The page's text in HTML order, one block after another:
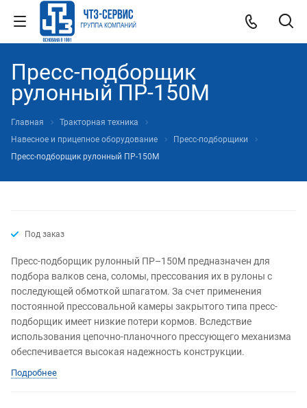
Пресс-подборщик
рулонный ПР-150М
Главная
Тракторная техника
Навесное и прицепное оборудование
Пресс-подборщики
Пресс-подборщик рулонный ПР-150М
Под заказ
Пресс-подборщик рулонный ПР–150М предназначен для
подбора валков сена, соломы, прессования их в рулоны с
последующей обмоткой шпагатом. За счет применения
постоянной прессовальной камеры закрытого типа пресс-
подборщик имеет низкие потери кормов. Вследствие
использования цепочно-планочного прессующего механизма
обеспечивается высокая надежность конструкции.
Подробнее